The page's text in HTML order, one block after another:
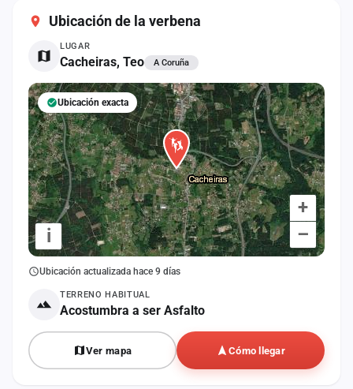
Ubicación de la verbena
LUGAR
Cacheiras, Teo A Coruña
+
–
i
Ubicación exacta
Ubicación actualizada hace 9 días
TERRENO HABITUAL
Acostumbra a ser Asfalto
Ver mapa Cómo llegar